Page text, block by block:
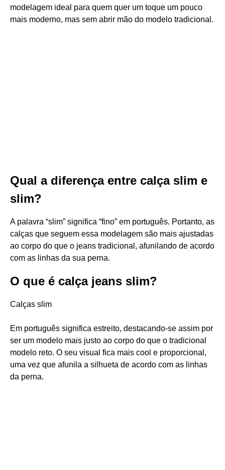
modelagem ideal para quem quer um toque um pouco
mais moderno, mas sem abrir mão do modelo tradicional.
Qual a diferença entre calça slim e
slim?
A palavra “slim” significa “fino” em português. Portanto, as
calças que seguem essa modelagem são mais ajustadas
ao corpo do que o jeans tradicional, afunilando de acordo
com as linhas da sua perna.
O que é calça jeans slim?
Calças slim
Em português significa estreito, destacando-se assim por
ser um modelo mais justo ao corpo do que o tradicional
modelo reto. O seu visual fica mais cool e proporcional,
uma vez que afunila a silhueta de acordo com as linhas
da perna.